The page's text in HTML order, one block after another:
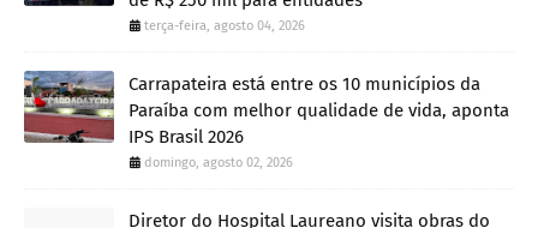
terça-feira, agosto 04, 2026
Carrapateira está entre os 10 municípios da
Paraíba com melhor qualidade de vida, aponta
IPS Brasil 2026
domingo, agosto 02, 2026
Diretor do Hospital Laureano visita obras do